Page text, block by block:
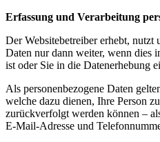
Erfassung und Verarbeitung
Der Websitebetreiber erhebt, nutzt
Daten nur dann weiter, wenn dies
ist oder Sie in die Datenerhebung
Als personenbezogene Daten
welche dazu dienen, Ihre Person
zurückverfolgt werden können –
E-Mail-Adresse und